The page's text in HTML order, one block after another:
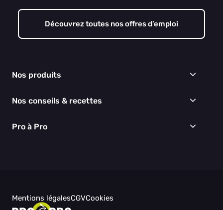
Découvrez toutes nos offres d’emploi
Nos produits
Épicerie
Boissons
Nos conseils & recettes
Recettes
Pro à Pro
Besoin d'aide ?
Mentions légalesCGVCookies